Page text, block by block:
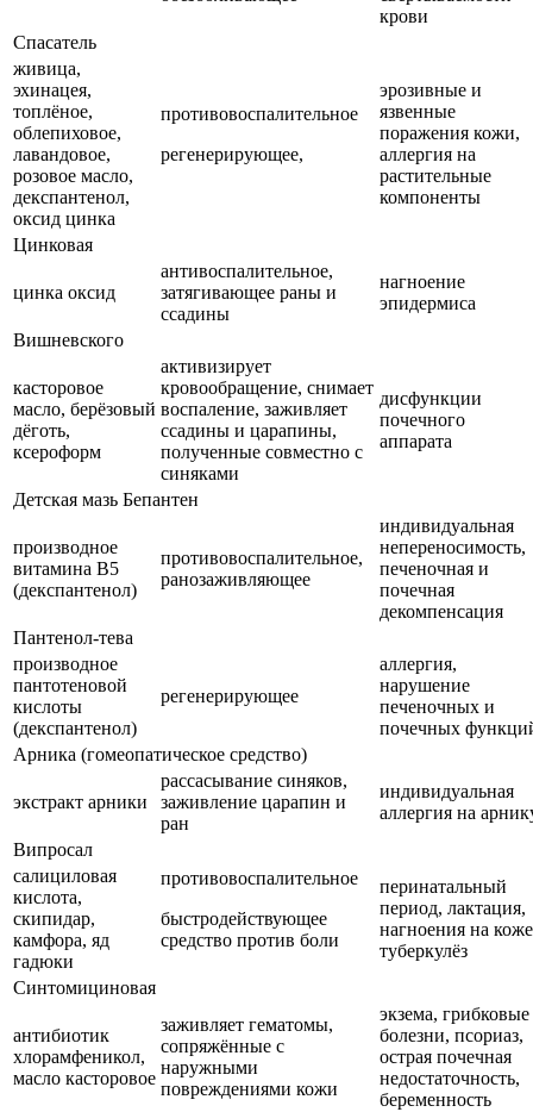
крови
Спасатель
живица,
эхинацея,
топлёное,
облепиховое,
лавандовое,
розовое масло,
декспантенол,
оксид цинка
противовоспалительное
регенерирующее,
эрозивные и
язвенные
поражения кожи,
аллергия на
растительные
компоненты
Цинковая
цинка оксид
антивоспалительное,
затягивающее раны и
ссадины
нагноение
эпидермиса
Вишневского
касторовое
масло, берёзовый
дёготь,
ксероформ
активизирует
кровообращение, снимает
воспаление, заживляет
ссадины и царапины,
полученные совместно с
синяками
дисфункции
почечного
аппарата
Детская мазь Бепантен
производное
витамина В5
(декспантенол)
противовоспалительное,
ранозаживляющее
индивидуальная
непереносимость,
печеночная и
почечная
декомпенсация
Пантенол-тева
производное
пантотеновой
кислоты
(декспантенол)
регенерирующее
аллергия,
нарушение
печеночных и
почечных
Арника (гомеопатическое средство)
экстракт арники
рассасывание синяков,
заживление царапин и
ран
индивидуальная
аллергия на
Випросал
салициловая
кислота,
скипидар,
камфора, яд
гадюки
противовоспалительное
быстродействующее
средство против боли
перинатальный
период, лактация,
нагноения на
туберкулёз
Синтомициновая
антибиотик
хлорамфеникол,
масло касторовое
заживляет гематомы,
сопряжённые с
наружными
повреждениями кожи
экзема, грибковые
болезни, псориаз,
острая почечная
недостаточность,
беременность